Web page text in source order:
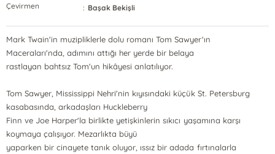
Çevirmen : Başak Bekişli
Mark Twain'in muzipliklerle dolu romanı Tom Sawyer'ın
Maceraları'nda, adımını attığı her yerde bir belaya
rastlayan bahtsız Tom'un hikâyesi anlatılıyor.
Tom Sawyer, Mississippi Nehri'nin kıyısındaki küçük St. Petersburg
kasabasında, arkadaşları Huckleberry
Finn ve Joe Harper'la birlikte yetişkinlerin sıkıcı yaşamına karşı
koymaya çalışıyor. Mezarlıkta büyü
yaparken bir cinayete tanık oluyor, ıssız bir adada fırtınalarla